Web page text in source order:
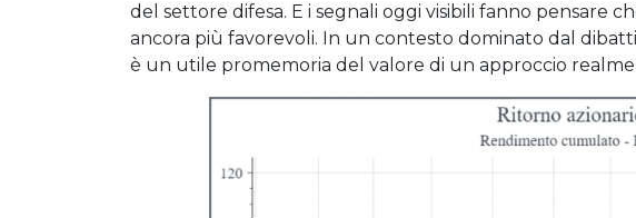
del settore difesa. E i segnali oggi visibili fanno pensare
ancora più favorevoli. In un contesto dominato dal
è un utile promemoria del valore di un approccio